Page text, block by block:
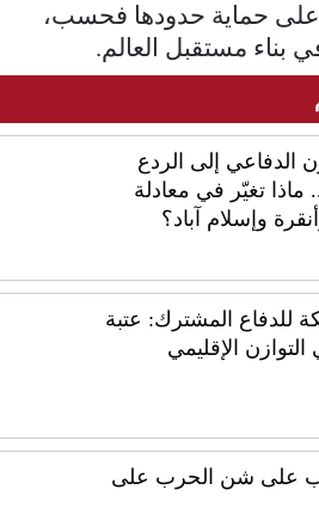
على حماية حدودها فحسب،
بناء مستقبل العالم.
الدفاعي إلى الردع
ماذا تغيّر في معادلة
وإسلام آباد؟
للدفاع المشترك: عتبة
الإقليمي
على شن الحرب على